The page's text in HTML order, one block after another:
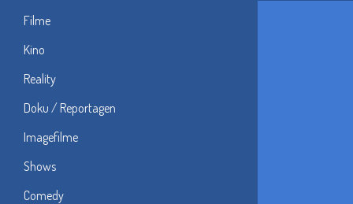
Filme
Kino
Reality
Doku / Reportagen
Imagefilme
Shows
Comedy